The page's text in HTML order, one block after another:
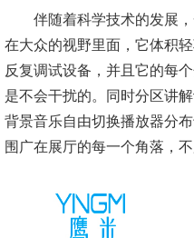
伴随着科学技术的发展
在大众的视野里面，它体积
反复调试设备，并且它的每
是不会干扰的。同时分区讲
背景音乐自由切换播放器分
围广在展厅的每一个角落，